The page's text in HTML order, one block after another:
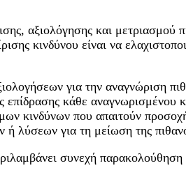
αξιολόγησης και
κινδύνου είναι να
για την αναγνώριση
επίδρασης κάθε αναγνωρισμένου
κινδύνων που απαιτούν
λύσεων για τη μείωση της
συνεχή